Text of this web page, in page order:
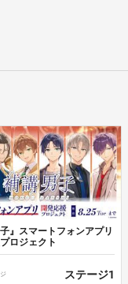
行われ、プロジェク
ます。
ただく費用はありま
た場合のみ返品をお
子』スマートフォンアプリ
ロジェクト
ステージ1